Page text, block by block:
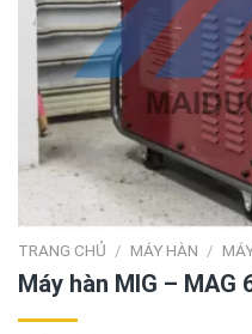
TRANG CHỦ / MÁY HÀN /
Máy hàn MIG – MAG